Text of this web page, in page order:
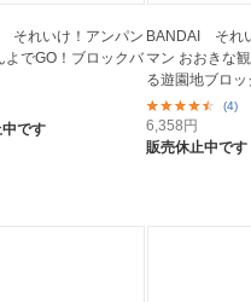
それいけ！アンパン
よでGO！ブロックバ
です
BANDAI それ
マン おおきな
る遊園地ブロッ
(4)
6,358 円
販売休止中です